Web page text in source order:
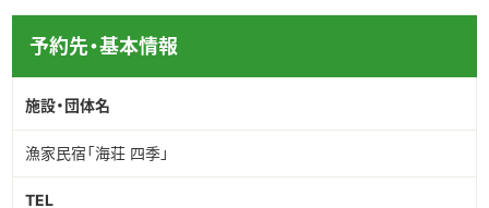
予約先・基本情報
施設・団体名
漁家民宿「海荘 四季」
TEL